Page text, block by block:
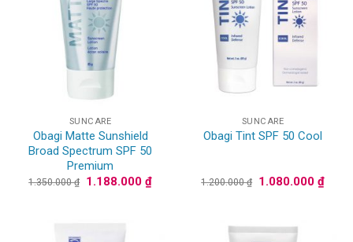
SUNCARE
Obagi Matte Sunshield
Broad Spectrum SPF 50
Premium
1.350.000₫ Giá
1.188.000 ₫Giá
hiện
SUNCARE
Obagi Tint SPF 50 Cool
1.200.000₫ Giá
1.080.000 ₫Giá
hiện